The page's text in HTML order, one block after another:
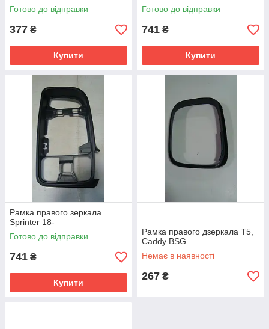
Готово до відправки
377 ₴
Купити
Готово до відправки
741 ₴
Купити
Рамка правого зеркала
Sprinter 18-
Готово до відправки
741 ₴
Купити
Рамка правого дзеркала T5,
Caddy BSG
Немає в наявності
267 ₴